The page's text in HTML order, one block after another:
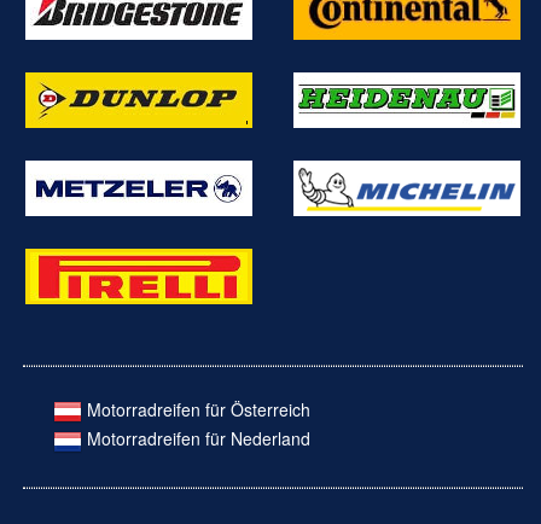
Motorradreifen für Österreich
Motorradreifen für Nederland